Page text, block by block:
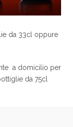
da 33cl oppure
a domicilio per
da 75cl